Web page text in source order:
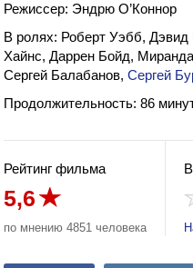
Режиссер: Эндрю О’Коннор
В ролях: Роберт Уэбб,
Хайнс, Даррен Бойд,
Сергей Балабанов, Сергей
Продолжительность: 86
Рейтинг фильма
5,6
по мнению 4851 человека